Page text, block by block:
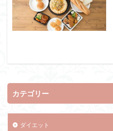
カテゴリー
ダイエット